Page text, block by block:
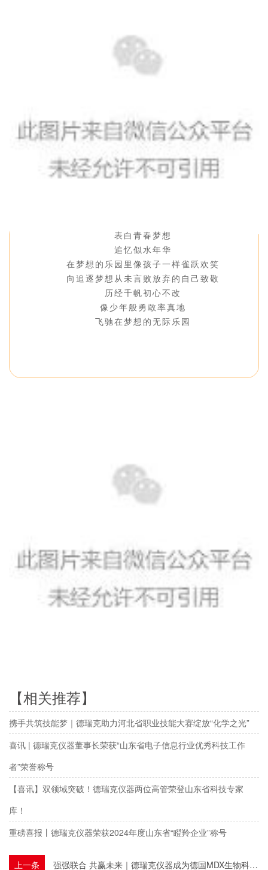
表白青春梦想
追忆似水年华
在梦想的乐园里像孩子一样雀跃欢笑
向追逐梦想从未言败放弃的自己致敬
历经千帆初心不改
像少年般勇敢率真地
飞驰在梦想的无际乐园
【相关推荐】
携手共筑技能梦｜德瑞克助力河北省职业技能大赛绽放“化学之光”
喜讯 | 德瑞克仪器董事长荣获“山东省电子信息行业优秀科技工作
者”荣誉称号
【喜讯】双领域突破！德瑞克仪器两位高管荣登山东省科技专家
库！
重磅喜报丨德瑞克仪器荣获2024年度山东省“瞪羚企业”称号
上一条 强强联合 共赢未来｜德瑞克仪器成为德国MDX生物科技中国总代理商！